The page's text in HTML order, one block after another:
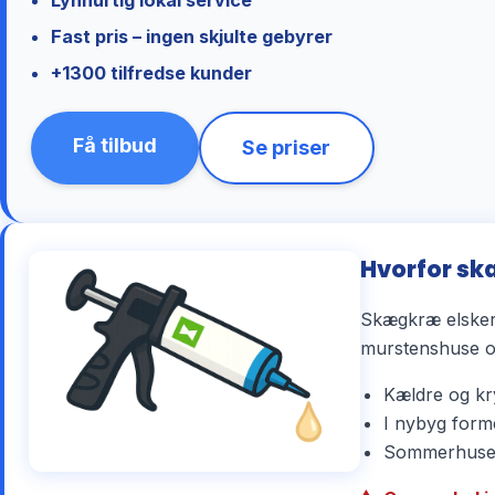
Fast pris – ingen skjulte gebyrer
+1300 tilfredse kunder
Få tilbud Se priser
Hvorfor
Skægkræ
murstenshuse
Kældre og
I nybyg